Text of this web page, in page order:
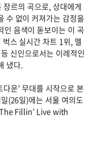
장르의 곡으로, 상대에게
수 없이 커져가는 감정을
인 음색이 돋보이는 이 곡
스 실시간 차트 1위, 멜
신인으로서는 이례적인
냈다.
운’ 무대를 시작으로 본
(26일)에는 서울 여의도
Fillin’ Live with